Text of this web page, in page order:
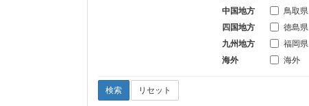
中国地方
鳥取県
四国地方
徳島県
九州地方
福岡県
海外
海外
検索 リセット